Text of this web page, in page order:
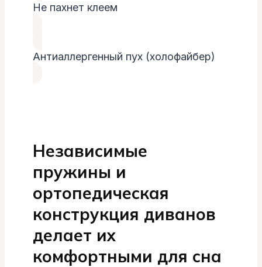
Не пахнет клеем
Антиаллергенный пух (холофайбер)
Независимые
пружины и
ортопедическая
конструкция диванов
делает их
комфортными для сна